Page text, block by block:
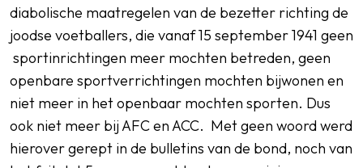
diabolische maatregelen van de bezetter richting de
joodse voetballers, die vanaf 15 september 1941 geen
sportinrichtingen meer mochten betreden, geen
openbare sportverrichtingen mochten bijwonen en
niet meer in het openbaar mochten sporten. Dus
ook niet meer bij AFC en ACC. Met geen woord werd
hierover gerept in de bulletins van de bond, noch van